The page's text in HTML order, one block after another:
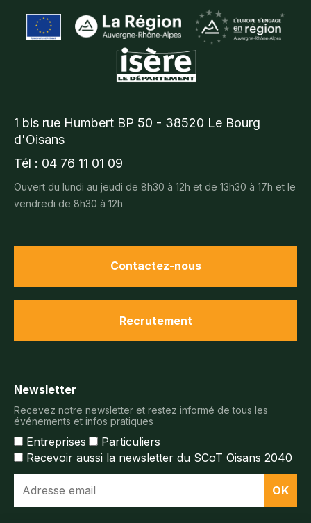
1 bis rue Humbert BP 50 - 38520 Le Bourg
d'Oisans
Tél : 04 76 11 01 09
Ouvert du lundi au jeudi de 8h30 à 12h et de 13h30 à 17h et le
vendredi de 8h30 à 12h
Contactez-nous
Recrutement
Newsletter
Recevez notre newsletter et restez informé de tous les
événements et infos pratiques
Entreprises
Particuliers
Recevoir aussi la newsletter du SCoT Oisans 2040